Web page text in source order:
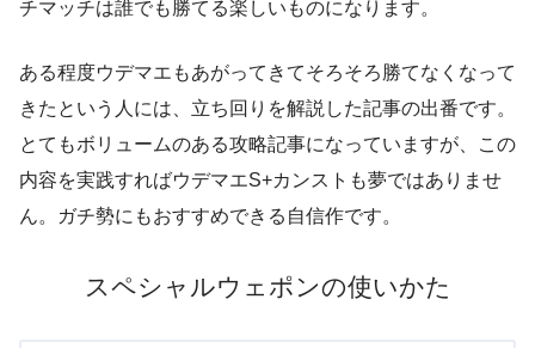
チマッチは誰でも勝てる楽しいものになります。
ある程度ウデマエもあがってきてそろそろ勝てなくなって
きたという人には、立ち回りを解説した記事の出番です。
とてもボリュームのある攻略記事になっていますが、この
内容を実践すればウデマエS+カンストも夢ではありませ
ん。ガチ勢にもおすすめできる自信作です。
スペシャルウェポンの使いかた